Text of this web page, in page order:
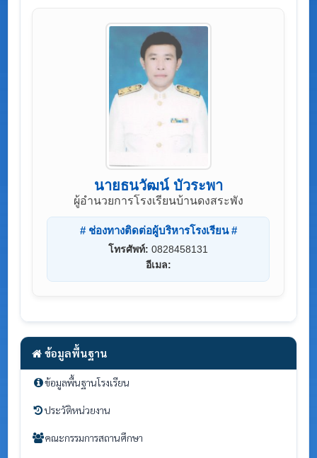
ข้อมูลพื้นฐาน
ข้อมูลพื้นฐานโรงเรียน
ประวัติหน่วยงาน
คณะกรรมการสถานศึกษา
นายธนวัฒน์ บัวระพา
ผู้อำนวยการโรงเรียนบ้านดงสระพัง
# ช่องทางติดต่อผู้บริหารโรงเรียน #
โทรศัพท์: 0828458131
อีเมล: